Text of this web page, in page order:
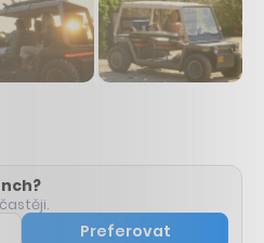
Preferovat